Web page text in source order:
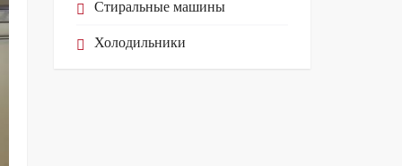
Стиральные машины
Холодильники